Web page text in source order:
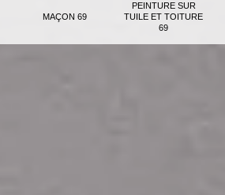
MAÇON 69
PEINTURE SUR
TUILE ET TOITURE
69